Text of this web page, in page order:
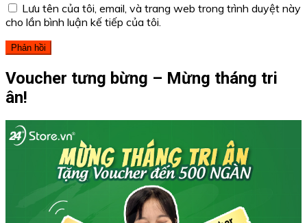
Lưu tên của tôi, email, và trang web trong trình duyệt này
cho lần bình luận kế tiếp của tôi.
Voucher tưng bừng – Mừng tháng tri
ân!